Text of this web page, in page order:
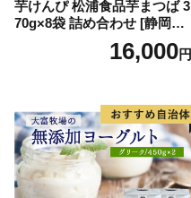
芋けんぴ 松浦食品芋まつば 3
70g×8袋 詰め合わせ [静岡伊
勢丹(松浦食品) 静岡県 吉田町
22424274] 芋ケンピ セット
16,000円